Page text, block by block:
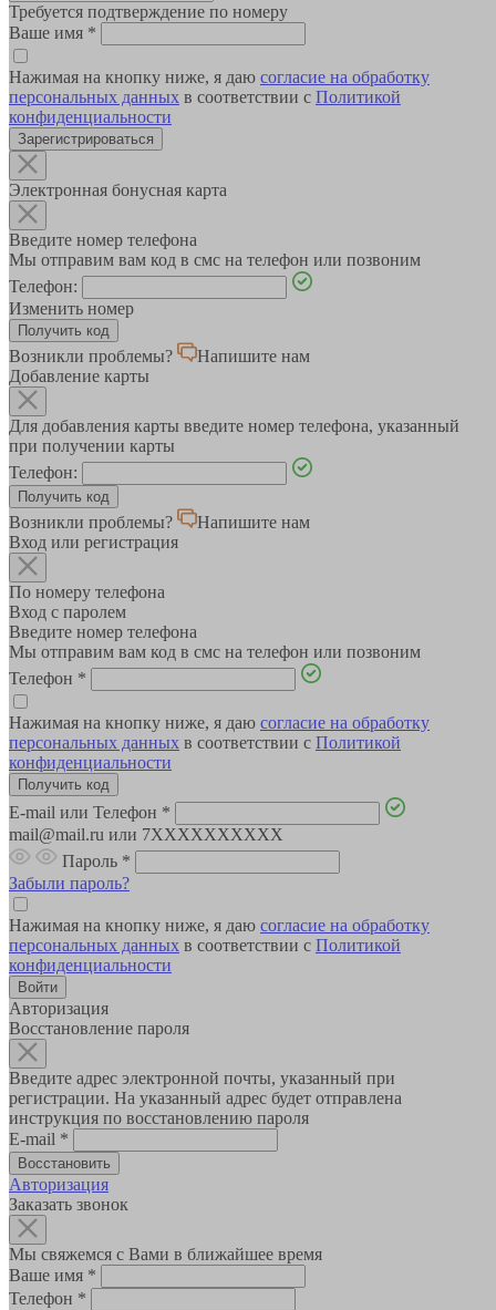
Требуется подтверждение по номеру
Ваше имя *
Нажимая на кнопку ниже, я даю согласие на обработку
персональных данных в соответствии с Политикой
конфиденциальности
Зарегистрироваться
Электронная бонусная карта
Введите номер телефона
Мы отправим вам код в смс на телефон или позвоним
Телефон:
Изменить номер
Возникли проблемы?
Напишите нам
Добавление карты
Для добавления карты введите номер телефона, указанный
при получении карты
Телефон:
Возникли проблемы?
Напишите нам
Вход или регистрация
По номеру телефона
Вход с паролем
Введите номер телефона
Мы отправим вам код в смс на телефон или позвоним
Телефон *
Нажимая на кнопку ниже, я даю согласие на обработку
персональных данных в соответствии с Политикой
конфиденциальности
E-mail или Телефон *
mail@mail.ru или 7XXXXXXXXXX
Пароль *
Забыли пароль?
Нажимая на кнопку ниже, я даю согласие на обработку
персональных данных в соответствии с Политикой
конфиденциальности
Авторизация
Восстановление пароля
Введите адрес электронной почты, указанный при
регистрации. На указанный адрес будет отправлена
инструкция по восстановлению пароля
E-mail *
Авторизация
Заказать звонок
Мы свяжемся с Вами в ближайшее время
Ваше имя *
Телефон *